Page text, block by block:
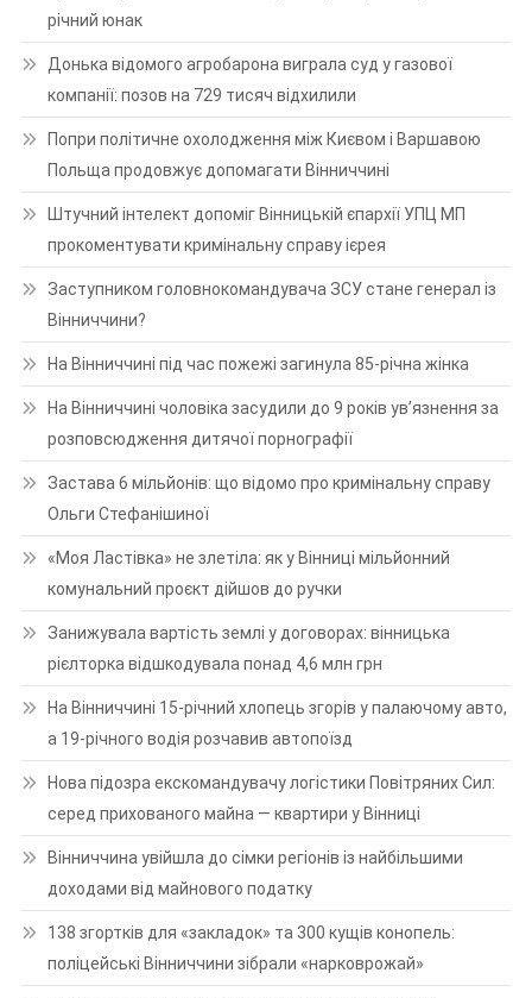
річний юнак
Донька відомого агробарона виграла суд у газової
компанії: позов на 729 тисяч відхилили
Попри політичне охолодження між Києвом і Варшавою
Польща продовжує допомагати Вінниччині
Штучний інтелект допоміг Вінницькій єпархії УПЦ МП
прокоментувати кримінальну справу ієрея
Заступником головнокомандувача ЗСУ стане генерал із
Вінниччини?
На Вінниччині під час пожежі загинула 85-річна жінка
На Вінниччині чоловіка засудили до 9 років ув’язнення за
розповсюдження дитячої порнографії
Застава 6 мільйонів: що відомо про кримінальну справу
Ольги Стефанішиної
«Моя Ластівка» не злетіла: як у Вінниці мільйонний
комунальний проєкт дійшов до ручки
Занижувала вартість землі у договорах: вінницька
рієлторка відшкодувала понад 4,6 млн грн
На Вінниччині 15-річний хлопець згорів у палаючому авто,
а 19-річного водія розчавив автопоїзд
Нова підозра екскомандувачу логістики Повітряних Сил:
серед прихованого майна — квартири у Вінниці
Вінниччина увійшла до сімки регіонів із найбільшими
доходами від майнового податку
138 згортків для «закладок» та 300 кущів конопель:
поліцейські Вінниччини зібрали «нарковрожай»